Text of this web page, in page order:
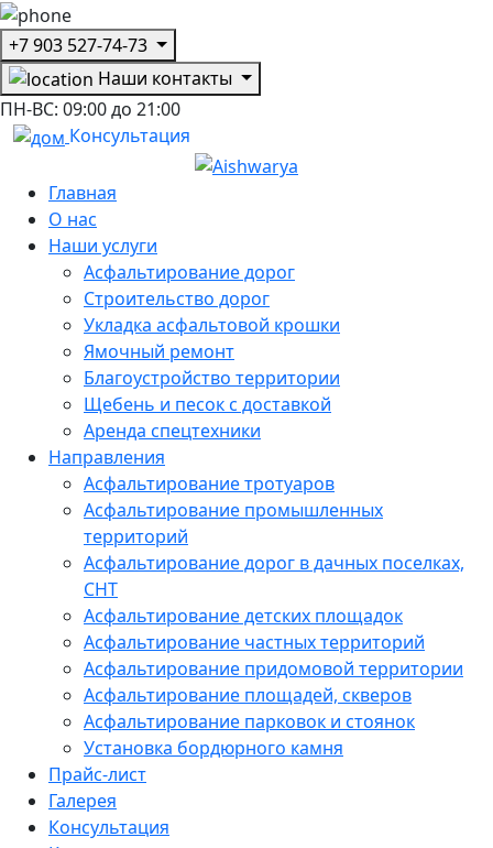
+7 903 527-74-73
Наши контакты
ПН-ВС: 09:00 до 21:00
Консультация
Главная
О нас
Наши услуги
Асфальтирование дорог
Строительство дорог
Укладка асфальтовой крошки
Ямочный ремонт
Благоустройство территории
Щебень и песок с доставкой
Аренда спецтехники
Направления
Асфальтирование тротуаров
Асфальтирование промышленных
территорий
Асфальтирование дорог в дачных поселках,
СНТ
Асфальтирование детских площадок
Асфальтирование частных территорий
Асфальтирование придомовой территории
Асфальтирование площадей, скверов
Асфальтирование парковок и стоянок
Установка бордюрного камня
Прайс-лист
Галерея
Консультация